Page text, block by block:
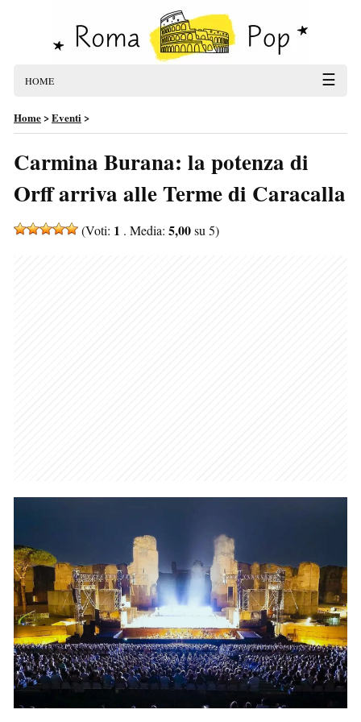
HOME ☰
Home>Eventi>
Carmina Burana: la potenza di
Orff arriva alle Terme di Caracalla
(Voti: 1 . Media: 5,00su 5)